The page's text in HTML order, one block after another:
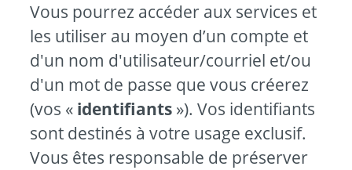
Vous pourrez accéder aux services et
les utiliser au moyen d’un compte et
d'un nom d'utilisateur/courriel et/ou
d'un mot de passe que vous créerez
(vos « identifiants »). Vos identifiants
sont destinés à votre usage exclusif.
Vous êtes responsable de préserver